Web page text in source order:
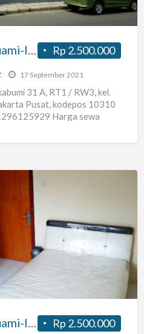
Rp 2.500.000
Kost Pria/Wanita/Suami-Istri di Menteng Jakarta Pusat
17 September 2021
31 A, RT1 / RW3, kel.
Pusat, kodepos 10310
Harga sewa
Rp 2.500.000
Kost Pria/Wanita/Suami-Istri di Menteng Jakarta Pusat